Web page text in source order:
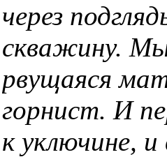
через
скважину.
рвущаяся
горнист. И
к уключине, и